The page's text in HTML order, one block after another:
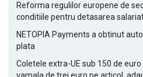
Reforma regulilor europene de
conditiile pentru detasarea
NETOPIA Payments a obtinut
plata
Coletele extra-UE sub 150 de